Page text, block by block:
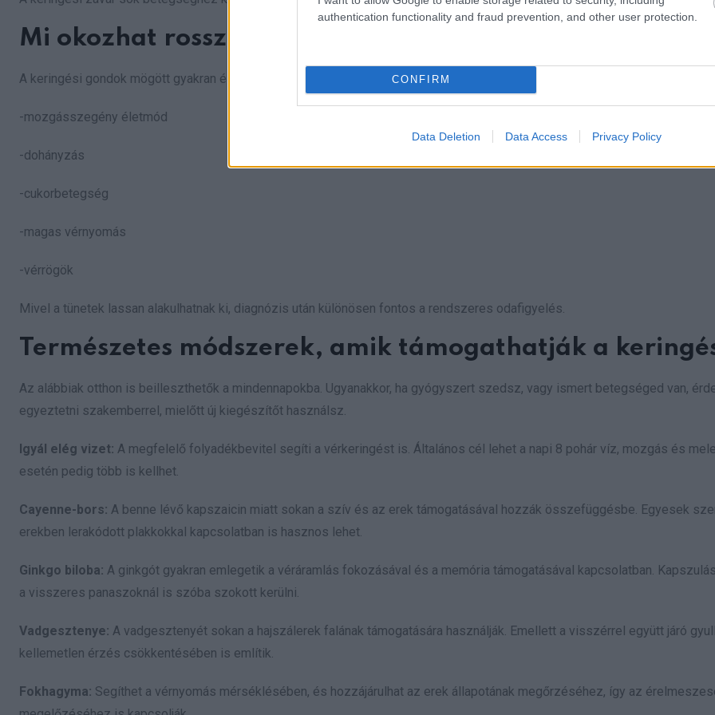
authentication functionality and fraud prevention, and other user protection.
CONFIRM
Data Deletion Data Access Privacy Policy
Mi okozhat rossz keringést?
A keringési gondok mögött gyakran életmódbeli és egészségügyi tényezők állnak, például:
-mozgásszegény életmód
-dohányzás
-cukorbetegség
-magas vérnyomás
-vérrögök
Mivel a tünetek lassan alakulhatnak ki, diagnózis után különösen fontos a rendszeres odafigyelés.
Természetes módszerek, amik támogathatják a
Az alábbiak otthon is beilleszthetők a mindennapokba. Ugyanakkor, ha gyógyszert szedsz, vagy ismert betegséged van,
egyeztetni szakemberrel, mielőtt új kiegészítőt használsz.
Igyál elég vizet: A megfelelő folyadékbevitel segíti a vérkeringést is. Általános cél lehet a napi 8 pohár víz, mozgás és
esetén pedig több is kellhet.
Cayenne-bors: A benne lévő kapszaicin miatt sokan a szív és az erek támogatásával hozzák összefüggésbe. Egyesek
erekben lerakódott plakkokkal kapcsolatban is hasznos lehet.
Ginkgo biloba: A ginkgót gyakran emlegetik a véráramlás fokozásával és a memória támogatásával kapcsolatban.
a visszeres panaszoknál is szóba szokott kerülni.
Vadgesztenye: A vadgesztenyét sokan a hajszálerek falának támogatására használják. Emellett a visszérrel együtt járó
kellemetlen érzés csökkentésében is említik.
Fokhagyma: Segíthet a vérnyomás mérséklésében, és hozzájárulhat az erek állapotának megőrzéséhez, így az